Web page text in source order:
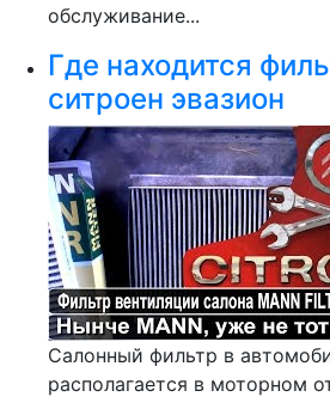
обслуживание...
Где находится
ситроен эвазион
Салонный фильтр в
располагается в моторном